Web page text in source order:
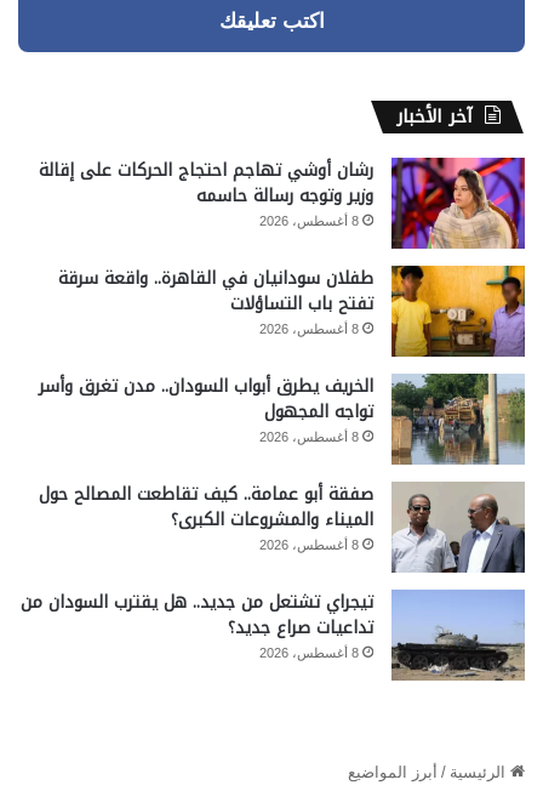
اكتب تعليقك
آخر الأخبار
رشان أوشي تهاجم احتجاج الحركات على إقالة
وزير وتوجه رسالة حاسمه
8 أغسطس، 2026
طفلان سودانيان في القاهرة.. واقعة سرقة
تفتح باب التساؤلات
8 أغسطس، 2026
الخريف يطرق أبواب السودان.. مدن تغرق وأسر
تواجه المجهول
8 أغسطس، 2026
صفقة أبو عمامة.. كيف تقاطعت المصالح حول
الميناء والمشروعات الكبرى؟
8 أغسطس، 2026
تيجراي تشتعل من جديد.. هل يقترب السودان من
تداعيات صراع جديد؟
8 أغسطس، 2026